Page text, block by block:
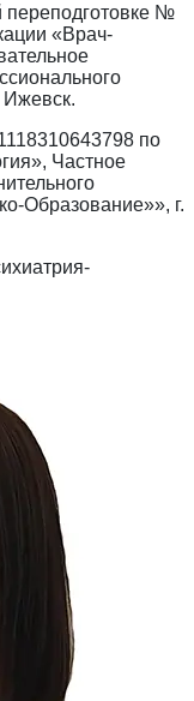
№
«Врач-
Ижевск.
по
Частное
Образование»», г.